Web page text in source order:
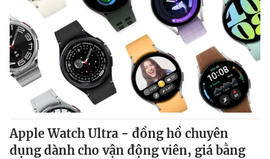
Theo dõi báo trên
Cơ quan chủ quản:Đài Truyền hình Việt Nam
Cơ quan báo chí: Thời báo VTV
Giấy phép hoạt động báo in và báo điện tử số 483/GP-BTTTT
cấp ngày 29/12/2023
Tổng Biên tập: Vũ Thanh Thủy
Phó Tổng Biên tập:Nguyễn Thị Mỹ Hạnh, Phạm Quốc Thắng,
Nguyễn Trọng Ninh
Tổng đài VTV:024.38 355 931 - 024.38 355 932
Apple Watch Ultra - đồng hồ chuyên
dụng dành cho vận động viên, giá bằng